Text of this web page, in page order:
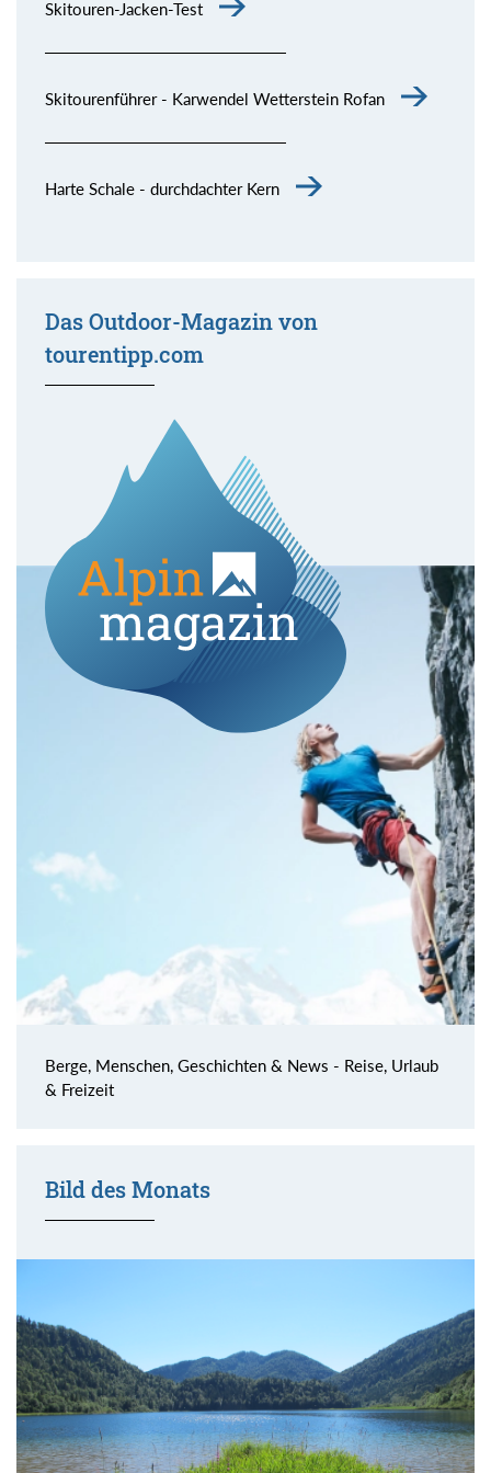
Skitouren-Jacken-Test
Skitourenführer - Karwendel Wetterstein Rofan
Harte Schale - durchdachter Kern
Das Outdoor-Magazin von
tourentipp.com
Berge, Menschen, Geschichten & News - Reise, Urlaub
& Freizeit
Bild des Monats